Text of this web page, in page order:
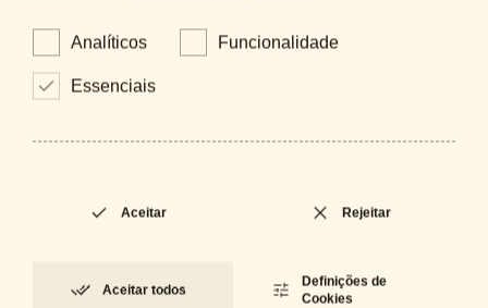
AP-1357
iluminação
Analíticos Funcionalidade
Essenciais
Aceitar Rejeitar
Aceitar todos
Definições de
Cookies